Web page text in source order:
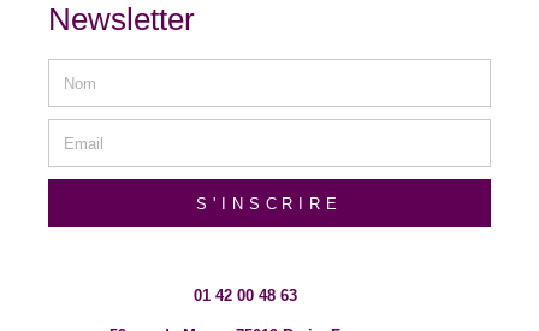
Newsletter
S'INSCRIRE
01 42 00 48 63